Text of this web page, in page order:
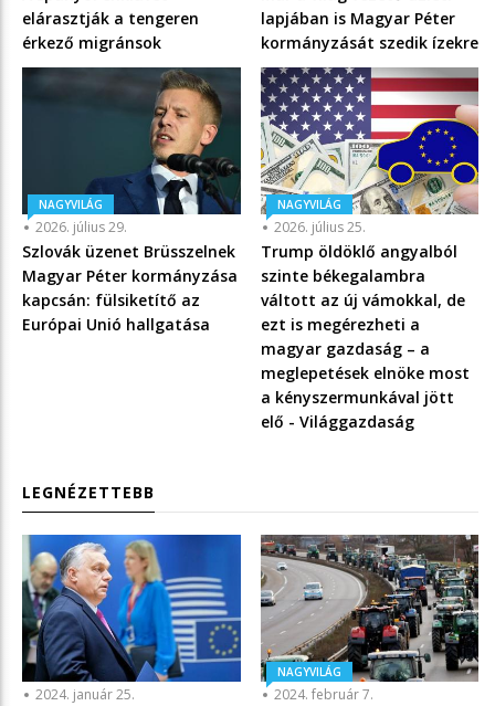
elárasztják a tengeren
érkező migránsok
lapjában is Magyar Péter
kormányzását szedik ízekre
NAGYVILÁG
2026. július 29.
Szlovák üzenet Brüsszelnek
Magyar Péter kormányzása
kapcsán: fülsiketítő az
Európai Unió hallgatása
NAGYVILÁG
2026. július 25.
Trump öldöklő angyalból
szinte békegalambra
váltott az új vámokkal, de
ezt is megérezheti a
magyar gazdaság – a
meglepetések elnöke most
a kényszermunkával jött
elő - Világgazdaság
LEGNÉZETTEBB
2024. január 25.
NAGYVILÁG
2024. február 7.